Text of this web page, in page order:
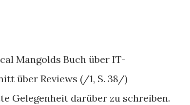
Mangolds Buch über IT-
über Reviews (/1, S. 38/)
Gelegenheit darüber zu schreiben.